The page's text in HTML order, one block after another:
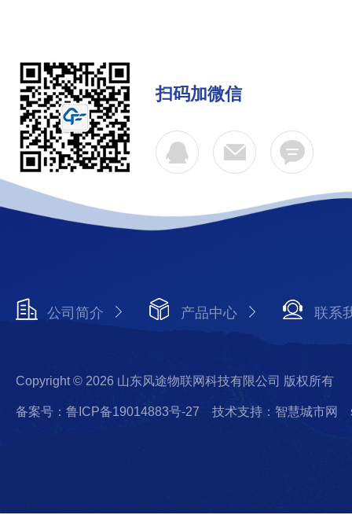
扫码加微信
公司简介 产品中心 联系
Copyright © 2026 山东风途物联网科技有限公司 版权所有
备案号：鲁ICP备19014883号-27 技术支持：智慧城市网